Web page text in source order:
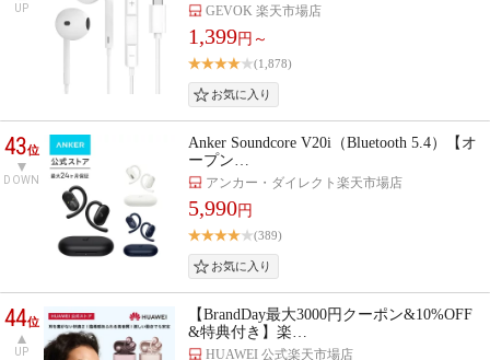
UP GEVOK 楽天市場店
1,399円～
(1,878)
43位
DOWN
Anker Soundcore V20i（Bluetooth 5.4）【オ
ープン…
アンカー・ダイレクト楽天市場店
5,990円
(389)
44位
UP
【BrandDay最大3000円クーポン&10%OFF
&特典付き】楽…
HUAWEI 公式楽天市場店